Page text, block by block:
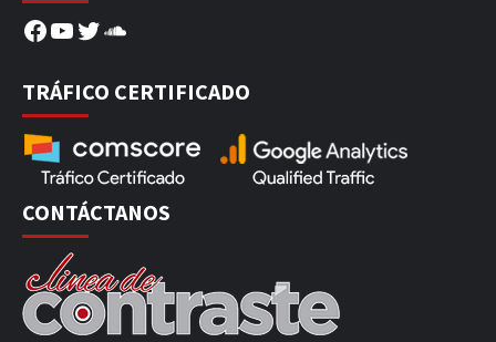
Facebook
YouTube
Twitter
SoundCloud
TRÁFICO CERTIFICADO
CONTÁCTANOS